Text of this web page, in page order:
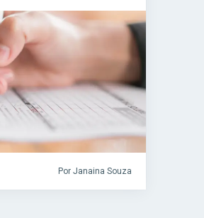
de assistência
e governos,
de Referência
(CRAS) e em projetos
Único de
agora o […]
Por Janaina Souza